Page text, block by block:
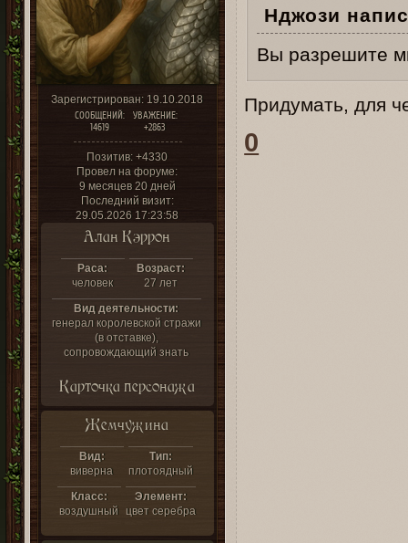
Зарегистрирован: 19.10.2018
СООБЩЕНИЙ:
14619
УВАЖЕНИЕ:
+2863
Позитив: +4330
Провел на форуме:
9 месяцев 20 дней
Последний визит:
29.05.2026 17:23:58
Алан Кэррон
Раса:
человек
Возраст:
27 лет
Вид деятельности:
генерал королевской стражи
(в отставке),
сопровождающий знать
Карточка персонажа
Жемчужина
Вид:
виверна
Тип:
плотоядный
Класс:
воздушный
Элемент:
цвет серебра
Нджози
Вы разрешите
Придумать, для
0